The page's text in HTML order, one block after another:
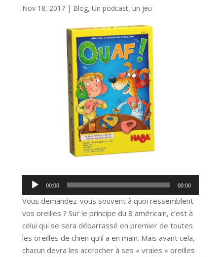
Nov 18, 2017| Blog, Un podcast, un jeu
Lecteur
audio
00:00 00:00
Vous demandez-vous souvent à quoi ressemblent
vos oreilles ? Sur le principe du 8 américain, c’est à
celui qui se sera débarrassé en premier de toutes
les oreilles de chien qu’il a en main. Mais avant cela,
chacun devra les accrocher à ses « vraies » oreilles